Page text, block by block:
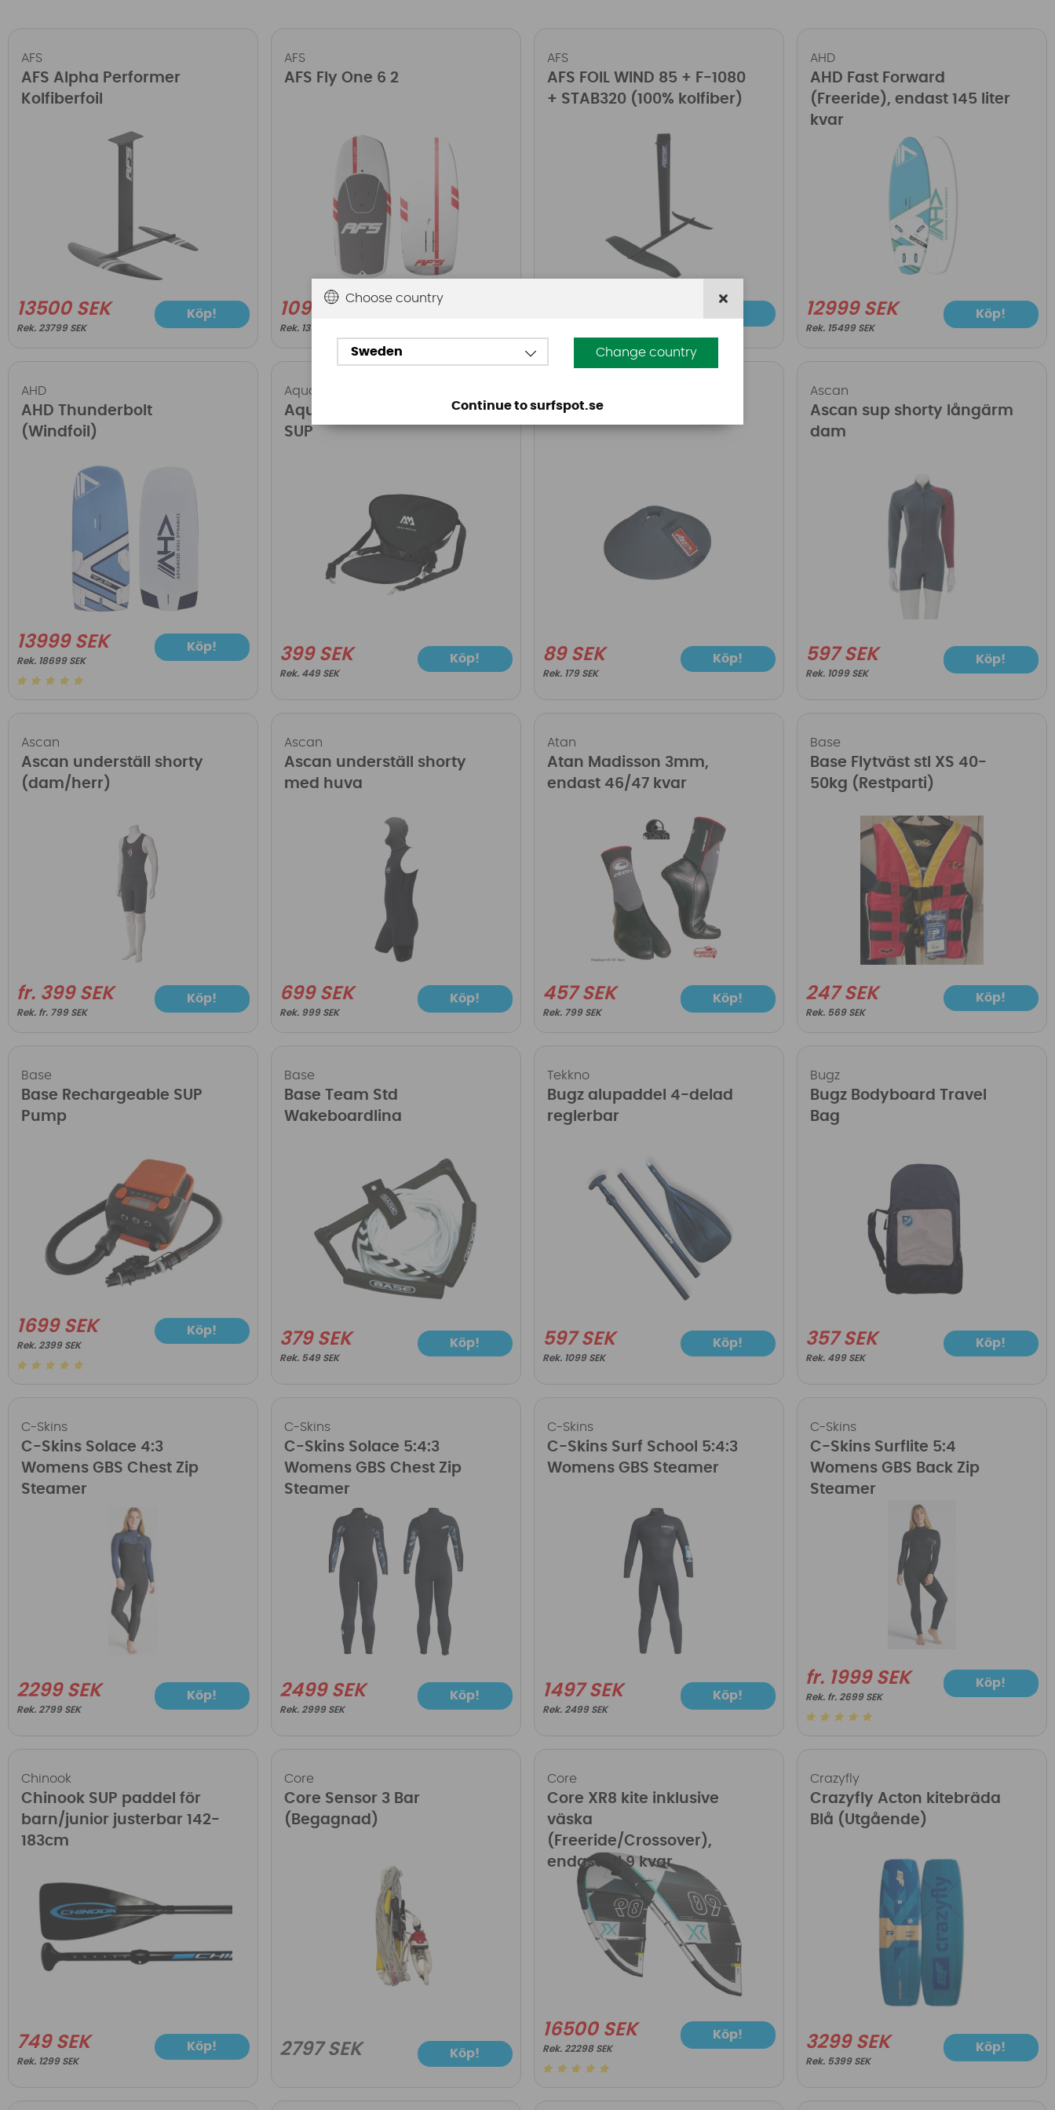
AFS
AFS Alpha Performer
Kolfiberfoil
13500 SEK
23799 SEK
Köp!
AFS
AFS Fly One 6 2
10999 SEK
13999 SEK
AFS
AFS FOIL WIND 85 + F-1080
+ STAB320 (100% kolfiber)
AHD
AHD Fast Forward
(Freeride), endast 145 liter
kvar
12999 SEK
15499 SEK
Köp!
AHD
AHD Thunderbolt
(Windfoil)
13999 SEK
18699 SEK
Köp!
Aqua Marina
Aqua Marina Kajaksäte för
SUP
399 SEK
449 SEK
Köp!
Ascan Padprotector
89 SEK
179 SEK
Köp!
Ascan
Ascan sup shorty långärm
dam
597 SEK
1099 SEK
Köp!
Ascan
Ascan underställ shorty
(dam/herr)
fr. 399 SEK
fr. 799 SEK
Köp!
Ascan
Ascan underställ shorty
med huva
699 SEK
999 SEK
Köp!
Atan
Atan Madisson 3mm,
endast 46/47 kvar
457 SEK
799 SEK
Köp!
Base
Base Flytväst stl XS 40-
50kg (Restparti)
247 SEK
569 SEK
Köp!
Base
Base Rechargeable SUP
Pump
1699 SEK
2399 SEK
Köp!
Base
Base Team Std
Wakeboardlina
379 SEK
549 SEK
Köp!
Tekkno
Bugz alupaddel 4-delad
reglerbar
597 SEK
1099 SEK
Köp!
Bugz
Bugz Bodyboard Travel
Bag
357 SEK
499 SEK
Köp!
C-Skins
C-Skins Solace 4:3
Womens GBS Chest Zip
Steamer
2299 SEK
2799 SEK
Köp!
C-Skins
C-Skins Solace 5:4:3
Womens GBS Chest Zip
Steamer
2499 SEK
2999 SEK
Köp!
C-Skins
C-Skins Surf School 5:4:3
Womens GBS Steamer
1497 SEK
2499 SEK
Köp!
C-Skins
C-Skins Surflite 5:4
Womens GBS Back Zip
Steamer
fr. 1999 SEK
fr. 2699 SEK
Köp!
Chinook
Chinook SUP paddel för
barn/junior justerbar 142-
183cm
749 SEK
1299 SEK
Köp!
Core
Core Sensor 3 Bar
(Begagnad)
2797 SEK Köp!
Core
Core XR8 kite inklusive
väska
(Freeride/Crossover),
endast stl 9 kvar
16500 SEK
22298 SEK
Köp!
Crazyfly
Crazyfly Acton kitebräda
Blå (Utgående)
3299 SEK
5399 SEK
Köp!
Choose country
Sweden Change country
Continue to surfspot.se